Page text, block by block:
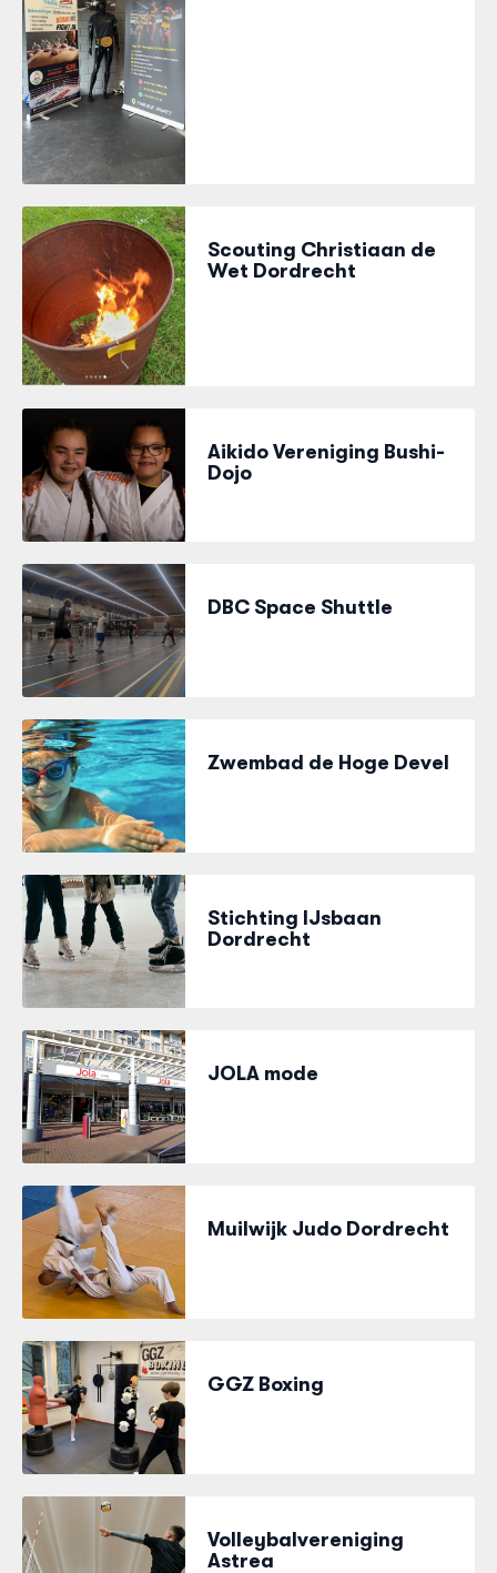
Scouting Christiaan de
Wet Dordrecht
Aikido Vereniging Bushi-
Dojo
DBC Space Shuttle
Zwembad de Hoge Devel
Stichting IJsbaan
Dordrecht
JOLA mode
Muilwijk Judo Dordrecht
GGZ Boxing
Volleybalvereniging
Astrea